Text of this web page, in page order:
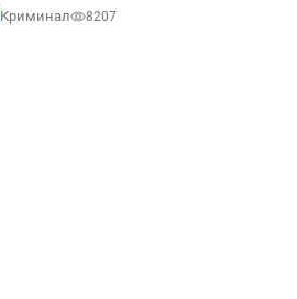
Ташкенте
Криминал 8207